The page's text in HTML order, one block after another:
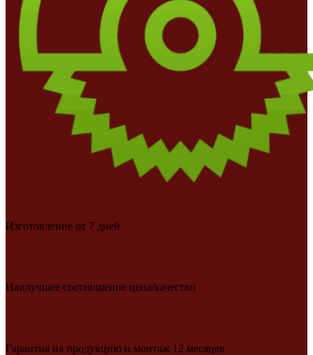
Изготовление от 7 дней
Наилучшее соотношение цена/качество
Гарантия на продукцию и монтаж 12 месяцев